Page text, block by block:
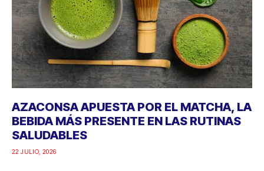
AZACONSA APUESTA POR EL MATCHA, LA
BEBIDA MÁS PRESENTE EN LAS RUTINAS
SALUDABLES
22 JULIO, 2026